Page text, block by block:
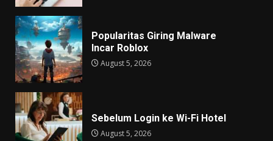
Popularitas Giring Malware
Incar Roblox
August 5, 2026
Sebelum Login ke Wi-Fi Hotel
August 5, 2026